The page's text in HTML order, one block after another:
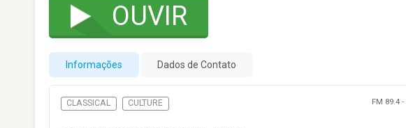
OUVIR
Informações Dados de Contato
CLASSICAL CULTURE FM 89.4 -